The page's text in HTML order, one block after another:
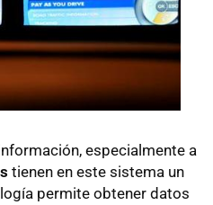
especialmente a
tienen en este sistema un
permite obtener datos